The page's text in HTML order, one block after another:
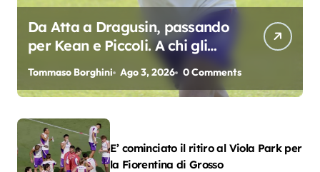
Da Atta a Dragusin, passando
per Kean e Piccoli. A chi gli
oscar del precampionato?
Tommaso Borghini Ago 3, 2026 0 Comments
E’ cominciato il ritiro al Viola Park per
la Fiorentina di Grosso